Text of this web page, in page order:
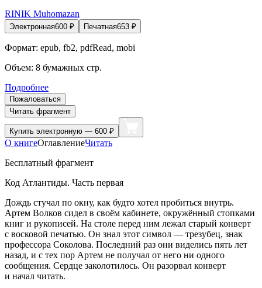
RINIK Muhomazan
Электронная600 ₽ Печатная653 ₽
Формат: epub, fb2, pdfRead, mobi
Объем: 8 бумажных стр.
Подробнее
Пожаловаться
Читать фрагмент
Купить электронную — 600 ₽
О книгеОглавлениеЧитать
Бесплатный фрагмент
Код Атлантиды. Часть первая
Дождь стучал по окну, как будто хотел пробиться внутрь.
Артем Волков сидел в своём кабинете, окружённый стопками
книг и рукописей. На столе перед ним лежал старый конверт
с восковой печатью. Он знал этот символ — трезубец, знак
профессора Соколова. Последний раз они виделись пять лет
назад, и с тех пор Артем не получал от него ни одного
сообщения. Сердце заколотилось. Он разорвал конверт
и начал читать.